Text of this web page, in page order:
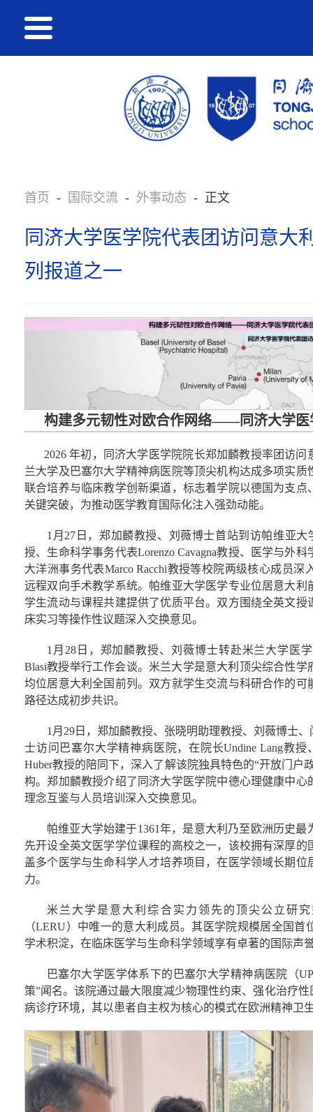
首页 - 国际交流 - 外事动态 - 正文
同济大学医学院代表团访问意大
列报道之一
构建多元韧性对欧合作网络——同济大学
2026 年初，同济大学医学院院长郑加麟教授率团访
兰大学及巴塞尔大学精神病医院等顶尖机构达成多项实
联合培养与临床教学创新渠道，标志着学院以德国为支
关键突破，为推动医学教育国际化注入强劲动能。
1月27日，郑加麟教授、刘薇博士首站到访帕维亚大
授、生命科学事务代表Lorenzo Cavagna教授、医学与外科
大洋洲事务代表Marco Racchi教授等校院两级核心成员
远程双向手术教学系统。帕维亚大学医学专业位居意大
学生流动与课程共建提供了优质平台。双方围绕全英文
床实习等操作性议题深入交换意见。
1月28日，郑加麟教授、刘薇博士转赴米兰大学医
Blasi教授举行工作会谈。米兰大学是意大利顶尖综合性
均位居意大利全国前列。双方就学生交流与科研合作的
路径达成初步共识。
1月29日，郑加麟教授、张晓明助理教授、刘薇博士
士访问巴塞尔大学精神病医院，在院长Undine Lang教授
Huber教授的陪同下，深入了解该院独具特色的“开放门户
构。郑加麟教授介绍了同济大学医学院中德心理健康中
理念互鉴与人员培训深入交换意见。
帕维亚大学始建于1361年，是意大利乃至欧洲历史
先开设全英文医学学位课程的高校之一，该校拥有深厚
盖多个医学与生命科学人才培养项目，在医学领域长期
力。
米兰大学是意大利综合实力领先的顶尖公立研
（LERU）中唯一的意大利成员。其医学院规模居全国
学术积淀，在临床医学与生命科学领域享有卓著的国际声
巴塞尔大学医学体系下的巴塞尔大学精神病医院（
策”闻名。该院通过最大限度减少物理性约束、强化治疗
病诊疗环境，其以患者自主权为核心的模式在欧洲精神卫